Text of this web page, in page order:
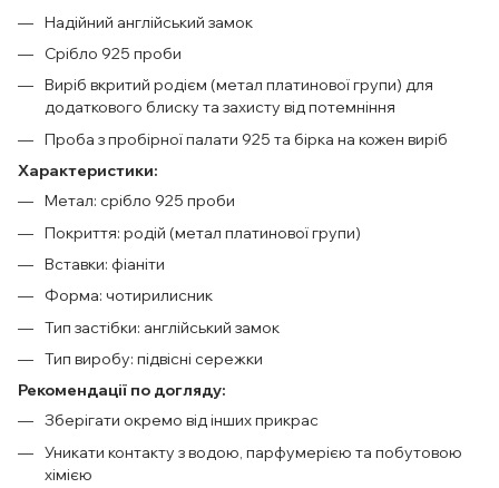
Надійний англійський замок
Срібло 925 проби
Виріб вкритий родієм (метал платинової групи) для
додаткового блиску та захисту від потемніння
Проба з пробірної палати 925 та бірка на кожен виріб
Характеристики:
Метал: срібло 925 проби
Покриття: родій (метал платинової групи)
Вставки: фіаніти
Форма: чотирилисник
Тип застібки: англійський замок
Тип виробу: підвісні сережки
Рекомендації по догляду:
Зберігати окремо від інших прикрас
Уникати контакту з водою, парфумерією та побутовою
хімією